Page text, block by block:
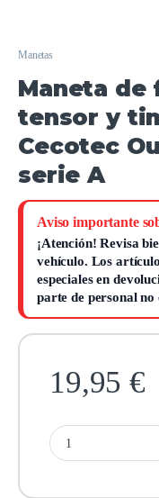
Manetas
Maneta de
tensor y
Cecotec
serie A
Aviso importante
¡Atención!Revisa
vehículo. Los
especiales en
parte de personal
19,95€